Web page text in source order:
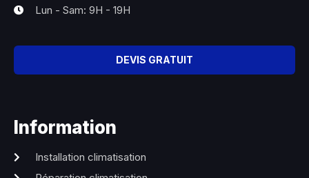
Lun - Sam: 9H - 19H
DEVIS GRATUIT
Information
Installation climatisation